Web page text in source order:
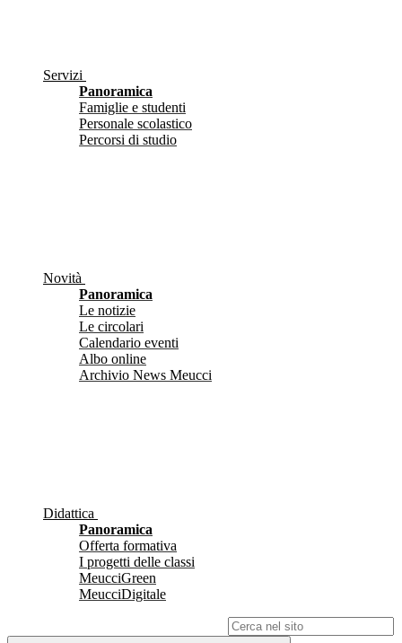
Servizi
Panoramica
Famiglie e studenti
Personale scolastico
Percorsi di studio
Novità
Panoramica
Le notizie
Le circolari
Calendario eventi
Albo online
Archivio News Meucci
Didattica
Panoramica
Offerta formativa
I progetti delle classi
MeucciGreen
MeucciDigitale